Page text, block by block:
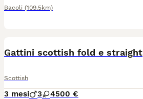
Bacoli (109.5km)
Gattini scottish fold e straight
Scottish
3 mesi 3 4500 €